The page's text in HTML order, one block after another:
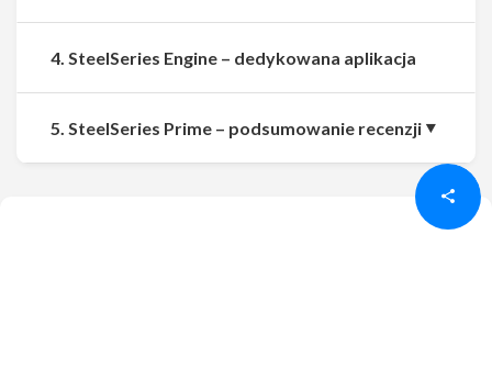
Udostępnij Udostępnij
4. SteelSeries Engine – dedykowana aplikacja
5. SteelSeries Prime – podsumowanie recenzji